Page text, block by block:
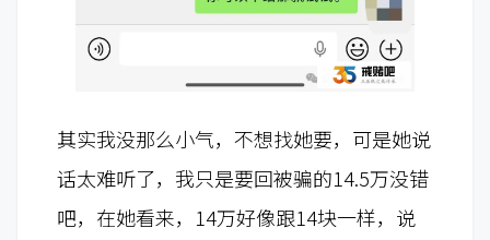
其实我没那么小气，不想找她要，可是她说
话太难听了，我只是要回被骗的14.5万没错
吧，在她看来，14万好像跟14块一样，说